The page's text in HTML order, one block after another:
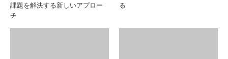
課題を解決する新しいアプロー
チ
る